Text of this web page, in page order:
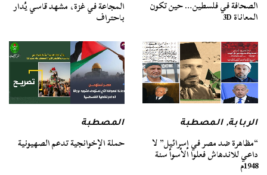
الصحافة في فلسطين… حين تكون
المعاناة 3D
المجاعة في غزة، مشهد قاسي يُدار
باحتراف
الربابة,المصطبة
“مظاهرة ضد مصر في إسرائيل” لا
داعي للاندهاش فعلوا الأسوأ سنة
1948م
المصطبة
حملة الإخوانجية تدعم الصهيونية